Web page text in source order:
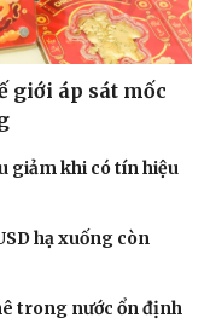
giới áp sát mốc
giảm khi có tín hiệu
hạ xuống còn
trong nước ổn định